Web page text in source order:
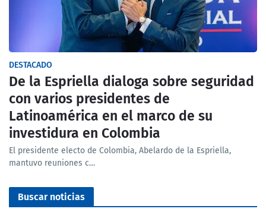
DESTACADO
De la Espriella dialoga sobre seguridad
con varios presidentes de
Latinoamérica en el marco de su
investidura en Colombia
El presidente electo de Colombia, Abelardo de la Espriella,
mantuvo reuniones c…
Buscar noticias